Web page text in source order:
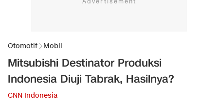
Otomotif Mobil
Mitsubishi Destinator Produksi
Indonesia Diuji Tabrak, Hasilnya?
CNN Indonesia